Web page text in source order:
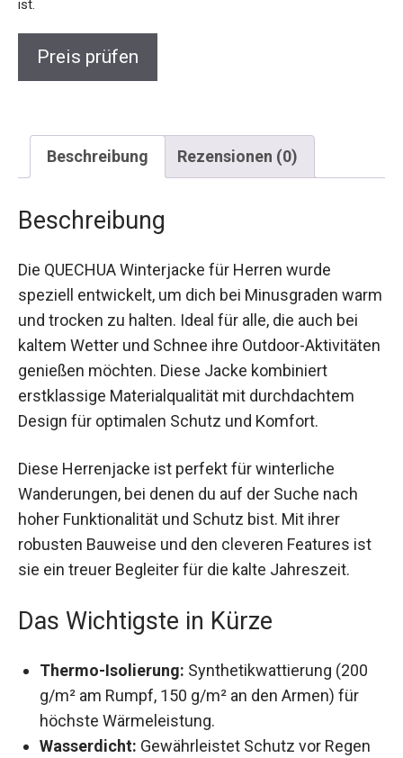
Beschreibung Rezensionen (0)
Beschreibung
speziell entwickelt, um dich bei Minusgraden
warm und trocken zu halten. Ideal für alle, die
auch bei kaltem Wetter und Schnee ihre Outdoor-
Aktivitäten genießen möchten. Diese Jacke
kombiniert erstklassige Materialqualität mit
durchdachtem Design für optimalen Schutz und
Komfort.
Diese Herrenjacke ist perfekt für winterliche
Wanderungen, bei denen du auf der Suche nach
hoher Funktionalität und Schutz bist. Mit ihrer
robusten Bauweise und den cleveren Features ist
sie ein treuer Begleiter für die kalte Jahreszeit.
Das Wichtigste in Kürze
Thermo-Isolierung: Synthetikwattierung (200
g/m² am Rumpf, 150 g/m² an den Armen) für
höchste Wärmeleistung.